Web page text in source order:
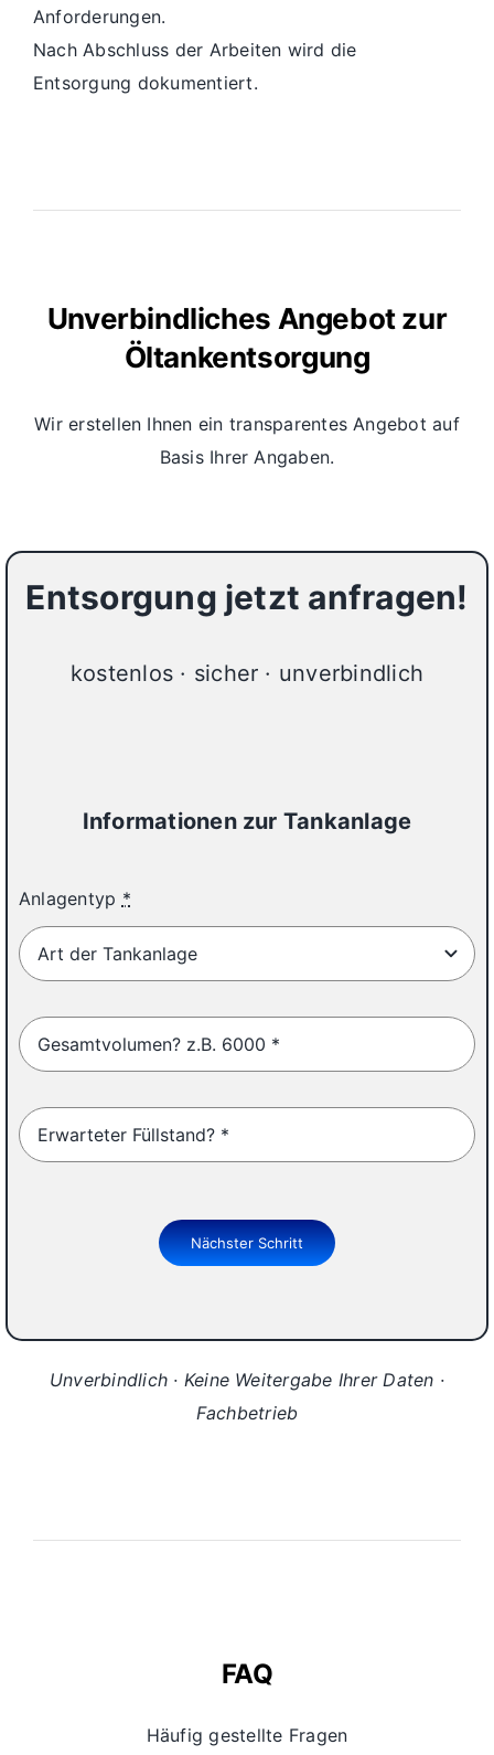
Anforderungen.
Nach Abschluss der Arbeiten wird die
Entsorgung dokumentiert.
Unverbindliches Angebot zur
Öltankentsorgung
Wir erstellen Ihnen ein transparentes Angebot auf
Basis Ihrer Angaben.
Entsorgung jetzt anfragen!
kostenlos · sicher · unverbindlich
Informationen zur Tankanlage
Anlagentyp *
Nächster Schritt
Unverbindlich · Keine Weitergabe Ihrer Daten ·
Fachbetrieb
FAQ
Häufig gestellte Fragen